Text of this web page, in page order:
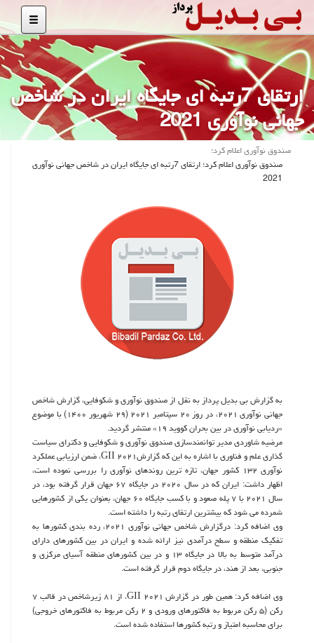
ارتقای 7رتبه ای جایگاه ایران در شاخص
جهانی نوآوری 2021
صندوق نوآوری اعلام كرد؛
صندوق نوآوری اعلام كرد؛ ارتقای 7رتبه ای جایگاه ایران در شاخص جهانی نوآوری
2021
به گزارش بی بدیل پرداز به نقل از صندوق نوآوری و شکوفایی، گزارش شاخص
جهانی نوآوری ۲۰۲۱، در روز ۲۰ سپتامبر ۲۰۲۱ (۲۹ شهریور ۱۴۰۰) با موضوع
«ردیابی نوآوری در بین بحران کووید ۱۹» منتشر گردید.
مرضیه شاوردی مدیر توانمندسازی صندوق نوآوری و شکوفایی و دکترای سیاست
گذاری علم و فناوری با اشاره به این که گزارشGII ۲۰۲۱، ضمن ارزیابی عملکرد
نوآوری ۱۳۲ کشور جهان، تازه ترین روندهای نوآوری را بررسی نموده است،
اظهار داشت: ایران که در سال ۲۰۲۰ در جایگاه ۶۷ جهان قرار گرفته بود، در
سال ۲۰۲۱ با ۷ پله صعود و با کسب جایگاه ۶۰ جهان، بعنوان یکی از کشورهایی
شمرده می شود که بیشترین ارتقای رتبه را داشته است.
وی اضافه کرد: درگزارش شاخص جهانی نوآوری ۲۰۲۱، رده بندی کشورها به
تفکیک منطقه و سطح درآمدی نیز ارائه شده و ایران در بین کشورهای دارای
درآمد متوسط به بالا در جایگاه ۱۳ و در بین کشورهای منطقه آسیای مرکزی و
جنوبی، بعد از هند، در جایگاه دوم قرار گرفته است.
وی اضافه کرد: همین طور در گزارش GII ۲۰۲۱، از ۸۱ زیرشاخص در قالب ۷
رکن (۵ رکن مربوط به فاکتورهای ورودی و ۲ رکن مربوط به فاکتورهای خروجی)
برای محاسبه امتیاز و رتبه کشورها استفاده شده است.